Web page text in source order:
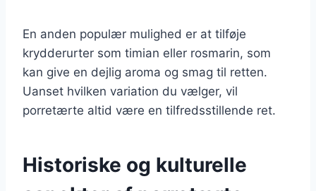
En anden populær mulighed er at tilføje
krydderurter som timian eller rosmarin, som
kan give en dejlig aroma og smag til retten.
Uanset hvilken variation du vælger, vil
porretærte altid være en tilfredsstillende ret.
Historiske og kulturelle